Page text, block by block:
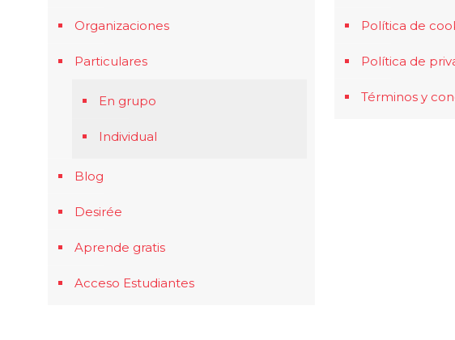
Organizaciones
Particulares
En grupo
Individual
Blog
Desirée
Aprende gratis
Acceso Estudiantes
Política de
Política de
Términos y